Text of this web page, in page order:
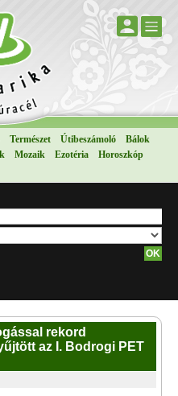
Természet Útibeszámoló
Bálok
Mozaik Ezotéria
Horoszkóp
rekord
az I. Bodrogi PET